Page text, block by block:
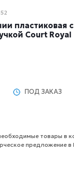
пластиковая с
Court Royal
ПОД ЗАКАЗ
товары в
предложение в